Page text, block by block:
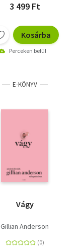
3 499 Ft
Kosárba
Perceken belül
E-KÖNYV
Vágy
Gillian Anderson